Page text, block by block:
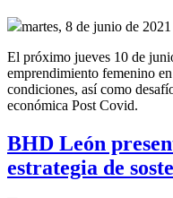
martes, 8 de junio de 2021
El próximo jueves 10 de
emprendimiento femenino
condiciones, así como
económica Post Covid.
BHD León
estrategia de